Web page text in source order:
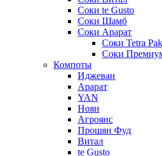
Соки te Gusto
Соки Шамб
Соки Арарат
Соки Tetra
Соки
Компоты
Иджеван
Арарат
YAN
Ноян
Агроянс
Прошян Фуд
Витал
te Gusto